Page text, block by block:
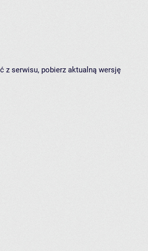
z serwisu, pobierz aktualną wersję